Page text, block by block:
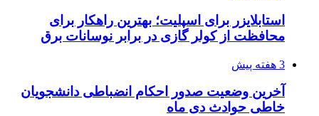
استابلایزر برای اسپلیت؛ بهترین راهکار برای
محافظت از کولر گازی در برابر نوسانات برق
3 هفته پیش
آخرین وضعیت صدور احکام انضباطی دانشجویان
خاطی حوادث دی ماه